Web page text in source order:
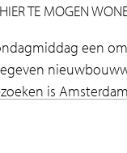
TE MOGEN
een
is
je ‘Bonheur’